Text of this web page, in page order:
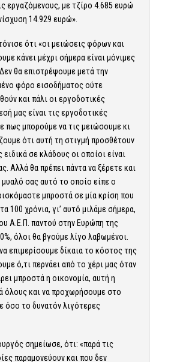
εργαζόμενους, με τζίρο 4.685 ευρώ
14.929 ευρώ».
ότι «οι μειώσεις φόρων και
κάνει μέχρι σήμερα είναι μόνιμες
θα επιστρέψουμε μετά την
φόρο εισοδήματος ούτε
και πάλι οι εργοδοτικές
μας είναι τις εργοδοτικές
πως μπορούμε να τις μειώσουμε κι
ότι αυτή τη στιγμή προσθέτουν
σε κλάδους οι οποίοι είναι
Αλλά θα πρέπει πάντα να ξέρετε και
σας αυτό το οποίο είπε ο
μπροστά σε μία κρίση που
100 χρόνια, γι’ αυτό μιλάμε σήμερα,
Α.Ε.Π. παντού στην Ευρώπη της
όλοι θα βγούμε λίγο λαβωμένοι.
επιμερίσουμε δίκαια το κόστος της
ό,τι περνάει από το χέρι μας όταν
μπροστά η οικονομία, αυτή η
όλους και να προχωρήσουμε στο
όσο το δυνατόν λιγότερες
σημείωσε, ότι: «παρά τις
παραμονεύουν και που δεν